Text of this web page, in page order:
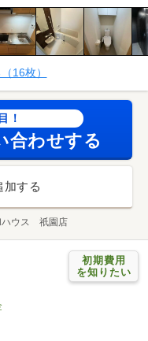
16枚）
！
合わせする
加する
ハウス 祇園店
初期費用
を知りたい